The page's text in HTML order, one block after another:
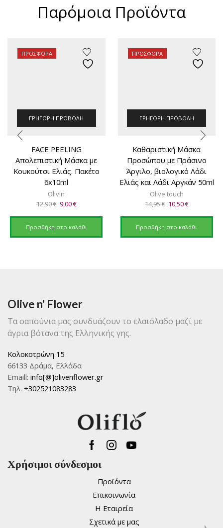
Παρόμοια Προϊόντα
ΠΡΟΣΦΟΡΆ
ΓΡΉΓΟΡΗ ΠΡΟΒΟΛΉ
FACE PEELING
Απολεπιστική Μάσκα με
Κουκούτσι Ελιάς. Πακέτο
6x10ml
Olivin
12,90€ Original
12,90 €.
9,00€Η
είναι:
Προσθήκη στο καλάθι
ΠΡΟΣΦΟΡΆ
ΓΡΉΓΟΡΗ ΠΡΟΒΟΛΉ
Καθαριστική Μάσκα
Προσώπου με Πράσινο
Άργιλο, βιολογικό Λάδι
Ελιάς και Λάδι Αργκάν 50ml
Olive touch
14,95€ Original
14,95 €.
10,50€Η
είναι:
Προσθήκη στο καλάθι
Olive n' Flower
Τα σαπούνια μας συνδυάζουν το ελαιόλαδο μαζί με
άγρια βότανα της Ελληνικής γης.
Κολοκοτρώνη 15
66133 Δράμα, Ελλάδα
Emaill: info[@]olivenflower.gr
Τηλ. +302521083283
Facebook
Instagram
Youtube
Χρήσιμοι σύνδεσμοι
Προϊόντα
Επικοινωνία
Η Εταιρεία
Σχετικά με μας